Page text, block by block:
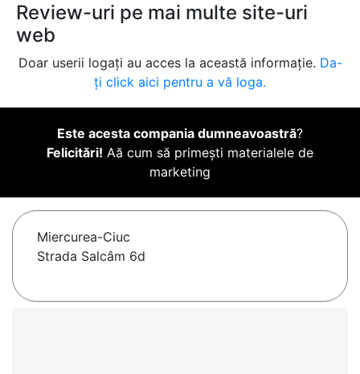
Review-uri pe mai multe site-uri
web
Doar userii logați au acces la această informație. Da-
ți click aici pentru a vă loga.
Este acesta compania dumneavoastră?
Felicitări! Aă cum să primești materialele de
marketing
Miercurea-Ciuc
Strada Salcâm 6d